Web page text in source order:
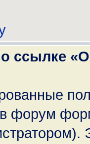
ссылке
форум